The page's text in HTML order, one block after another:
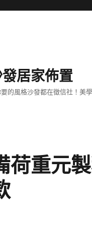
居家佈置
的風格沙發都在徵信社！美
荷重元